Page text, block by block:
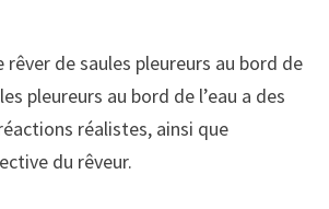
de saules pleureurs au bord de
pleureurs au bord de l’eau a des
réalistes, ainsi que
du rêveur.